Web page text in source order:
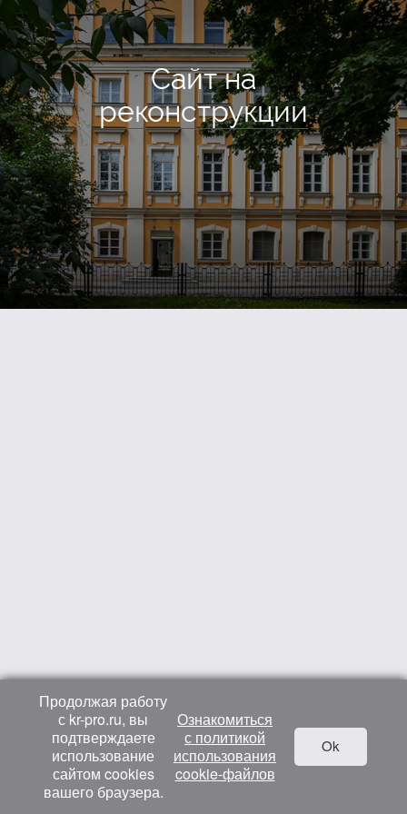
Сайт на
реконструкции
Продолжая работу
с kr-pro.ru, вы
подтверждаете
использование
сайтом cookies
вашего браузера.
Ознакомиться
с политикой
использования
cookie-файлов
Ok